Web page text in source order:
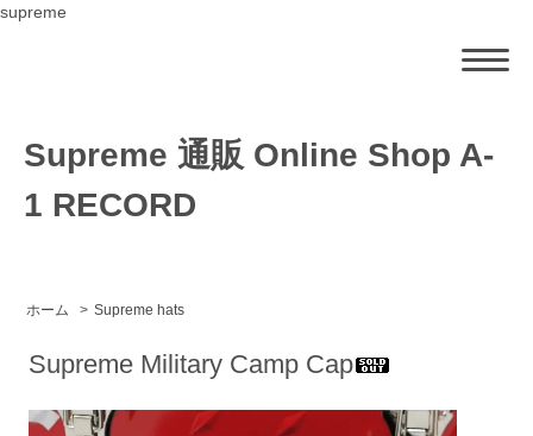
supreme
Supreme 通販 Online Shop A-
1 RECORD
ホーム > Supreme hats
Supreme Military Camp Cap